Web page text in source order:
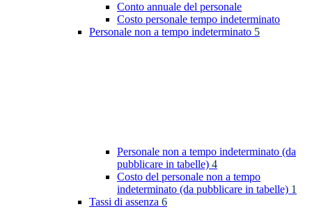
Conto annuale del personale
Costo personale tempo indeterminato
Personale non a tempo indeterminato 5
Personale non a tempo indeterminato (da
pubblicare in tabelle) 4
Costo del personale non a tempo
indeterminato (da pubblicare in tabelle) 1
Tassi di assenza 6